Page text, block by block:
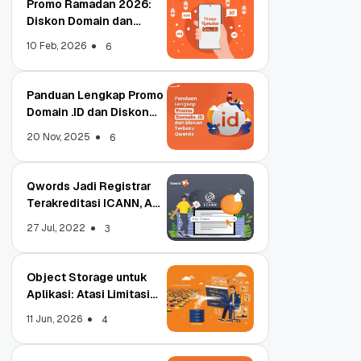
Promo Ramadan 2026:
Diskon Domain dan
10 Feb, 2026 6
Panduan Lengkap Promo
Domain .ID dan Diskon
20 Nov, 2025 6
Qwords Jadi Registrar
Terakreditasi ICANN, Apa
27 Jul, 2022 3
Object Storage untuk
Aplikasi: Atasi Limitasi
11 Jun, 2026 4